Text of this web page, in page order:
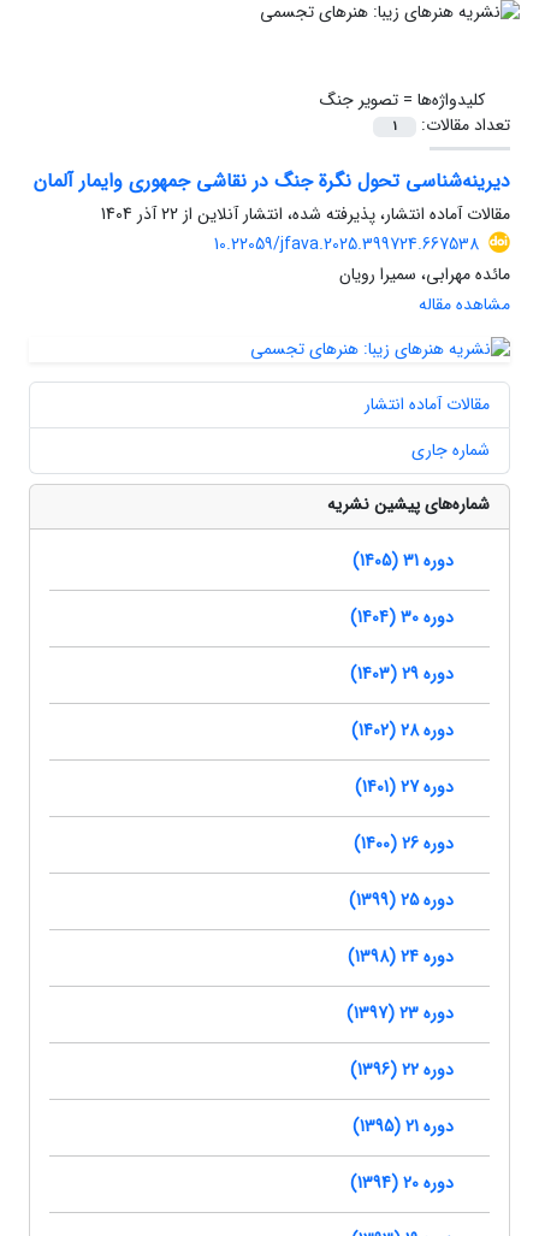
کلیدواژه‌ها =تصویر جنگ
تعداد مقالات:
1
دیرینه‌شناسی تحول نگرة جنگ در نقاشی جمهوری وایمار آلمان
مقالات آماده انتشار، پذیرفته شده، انتشار آنلاین از 22 آذر 1404
10.22059/jfava.2025.399724.667538
مائده مهرابی، سمیرا رویان
مشاهده مقاله
مقالات آماده انتشار
شماره جاری
شماره‌های پیشین نشریه
دوره 31 (1405)
دوره 30 (1404)
دوره 29 (1403)
دوره 28 (1402)
دوره 27 (1401)
دوره 26 (1400)
دوره 25 (1399)
دوره 24 (1398)
دوره 23 (1397)
دوره 22 (1396)
دوره 21 (1395)
دوره 20 (1394)